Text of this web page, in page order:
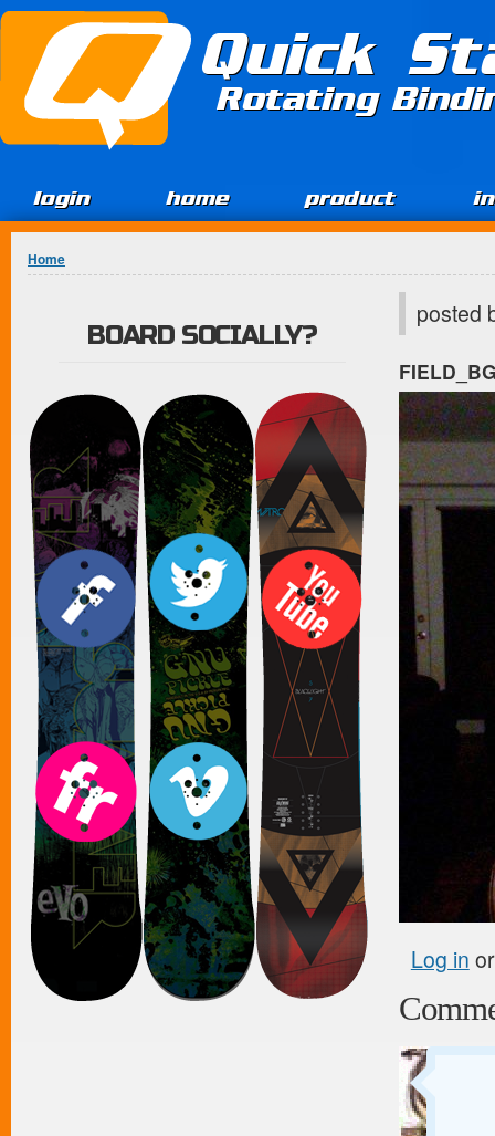
Jump to Content
Quick
Rotating
login home product
You are here
Home
posted
Log in
BOARD SOCIALLY?